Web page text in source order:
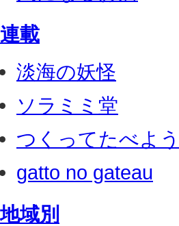
連載
淡海の妖怪
ソラミミ堂
つくってたべよう
gatto no gateau
地域別